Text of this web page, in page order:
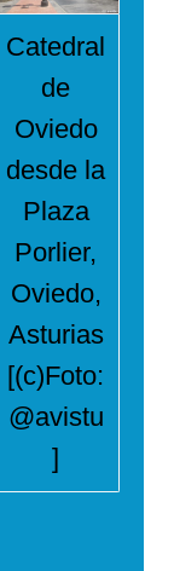
Catedral
de
Oviedo
desde la
Plaza
Porlier,
Oviedo,
Asturias
[(c)Foto:
@avistu
]